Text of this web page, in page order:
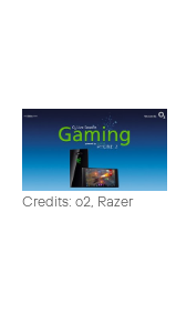
Credits: o2, Razer